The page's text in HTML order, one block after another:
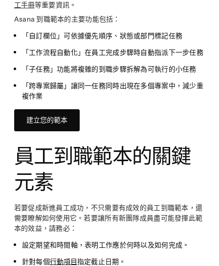
工手冊等重要資訊。
Asana 到職範本的主要功能包括：
「自訂欄位」可依據優先順序、狀態或部門標記任務
「工作流程自動化」在員工完成步驟時自動指派下一步任務
「子任務」功能將複雜的到職步驟拆解為可執行的小任務
「跨專案歸屬」讓同一任務同時出現在多個專案中，減少重
複作業
建立您的範本
員工到職範本的關鍵
元素
若要促成新進員工成功，不只需要有成效的員工到職範本，還
需要瞭解如何使用它。若要讓所有新團隊成員盡可能發揮此範
本的效益，請務必：
設定期望和時間軸，表明工作應於何時以及如何完成。
針對每個行動項目指定截止日期。